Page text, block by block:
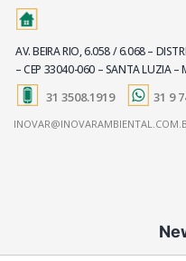
AV. BEIRA RIO, 6.058 / 6.068 –
– CEP 33040-060 – SANTA LUZIA –
31 3508.1919 31 9